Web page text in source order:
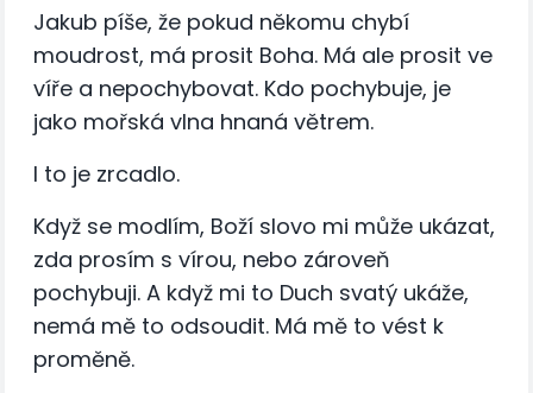
Jakub píše, že pokud někomu chybí
moudrost, má prosit Boha. Má ale prosit ve
víře a nepochybovat. Kdo pochybuje, je
jako mořská vlna hnaná větrem.
I to je zrcadlo.
Když se modlím, Boží slovo mi může ukázat,
zda prosím s vírou, nebo zároveň
pochybuji. A když mi to Duch svatý ukáže,
nemá mě to odsoudit. Má mě to vést k
proměně.